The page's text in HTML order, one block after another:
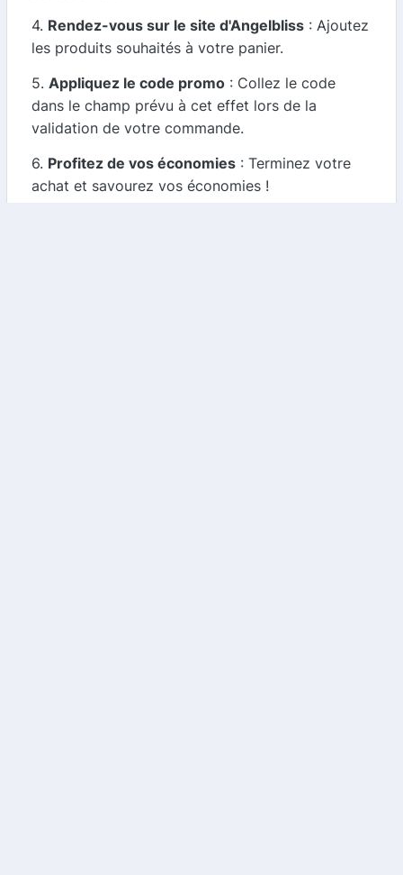
4. Rendez-vous sur le site d'Angelbliss : Ajoutez
les produits souhaités à votre panier.
5. Appliquez le code promo : Collez le code
dans le champ prévu à cet effet lors de la
validation de votre commande.
6. Profitez de vos économies : Terminez votre
achat et savourez vos économies !